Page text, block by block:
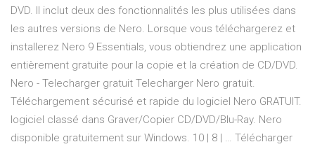
DVD. Il inclut deux des fonctionnalités les plus utilisées dans
les autres versions de Nero. Lorsque vous téléchargerez et
installerez Nero 9 Essentials, vous obtiendrez une application
entièrement gratuite pour la copie et la création de CD/DVD.
Nero - Telecharger gratuit Telecharger Nero gratuit.
Téléchargement sécurisé et rapide du logiciel Nero GRATUIT.
logiciel classé dans Graver/Copier CD/DVD/Blu-Ray. Nero
disponible gratuitement sur Windows. 10 | 8 | … Télécharger